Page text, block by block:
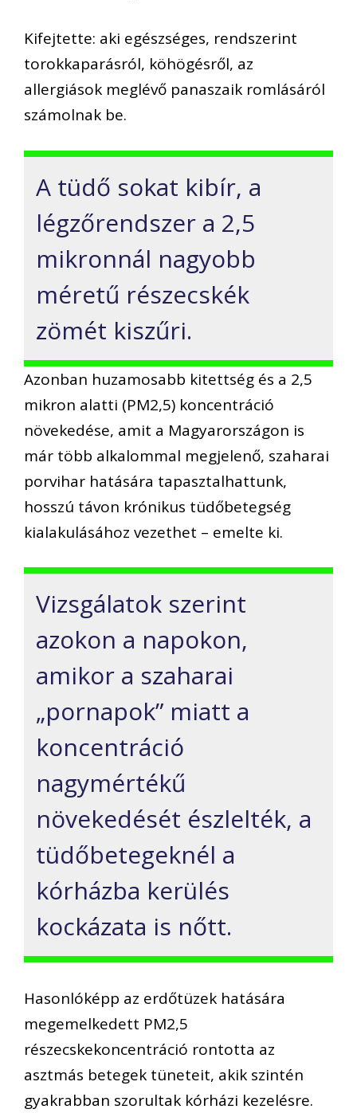
Kifejtette: aki egészséges, rendszerint
torokkaparásról, köhögésről, az
allergiások meglévő panaszaik romlásáról
számolnak be.
A tüdő sokat kibír, a
légzőrendszer a 2,5
mikronnál nagyobb
méretű részecskék
zömét kiszűri.
Azonban huzamosabb kitettség és a 2,5
mikron alatti (PM2,5) koncentráció
növekedése, amit a Magyarországon is
már több alkalommal megjelenő, szaharai
porvihar hatására tapasztalhattunk,
hosszú távon krónikus tüdőbetegség
kialakulásához vezethet – emelte ki.
Vizsgálatok szerint
azokon a napokon,
amikor a szaharai
„pornapok” miatt a
koncentráció
nagymértékű
növekedését észlelték, a
tüdőbetegeknél a
kórházba kerülés
kockázata is nőtt.
Hasonlóképp az erdőtüzek hatására
megemelkedett PM2,5
részecskekoncentráció rontotta az
asztmás betegek tüneteit, akik szintén
gyakrabban szorultak kórházi kezelésre.